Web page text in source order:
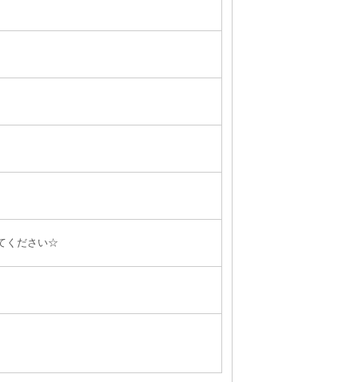
ください☆